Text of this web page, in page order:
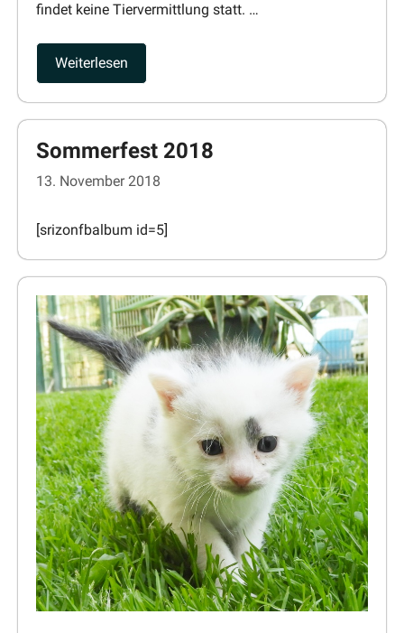
findet keine Tierver­mittlung statt. …
Weiter­lesen
Sommerfest 2018
13. November 2018
[srizon­fb­album id=5]